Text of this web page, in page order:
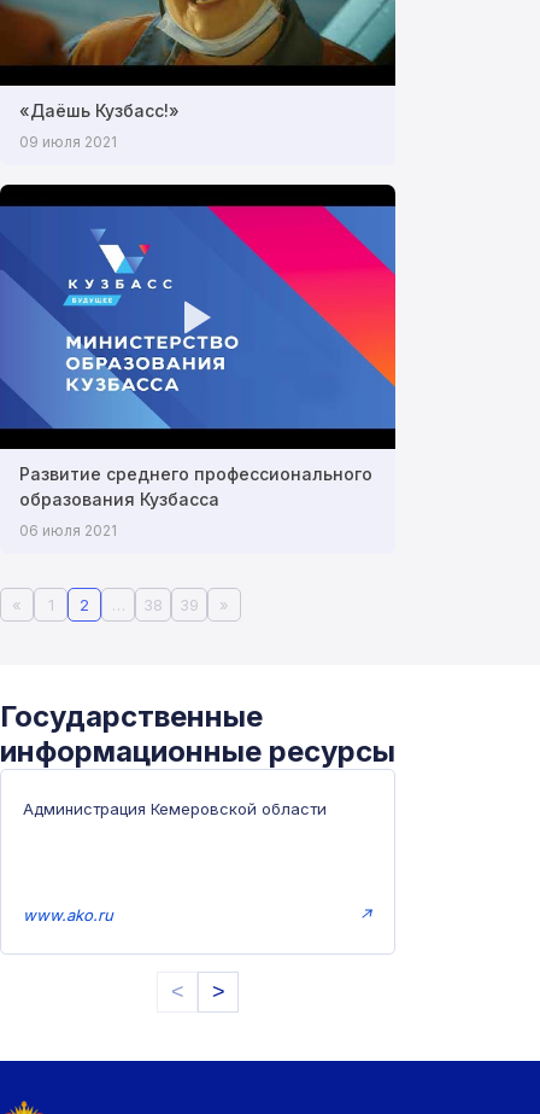
«Даёшь Кузбасс!»
09 июля 2021
Развитие среднего профессионального
образования Кузбасса
06 июля 2021
« 1 2 … 38 39 »
Государственные
информационные ресурсы
Администрация Кемеровской области
www.ako.ru ↗
< >